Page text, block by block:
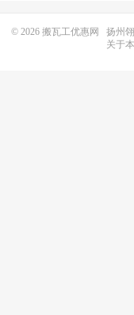
© 2026 搬瓦工优惠网 扬州
关于